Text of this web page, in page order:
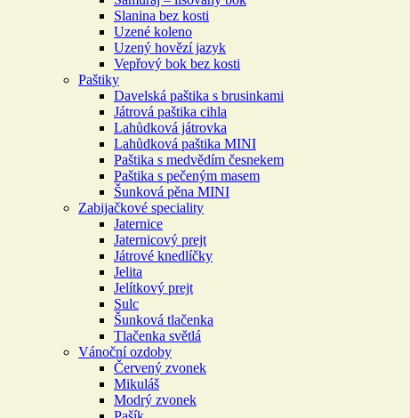
Slanina bez kosti
Uzené koleno
Uzený hovězí jazyk
Vepřový bok bez kosti
Paštiky
Davelská paštika s brusinkami
Játrová paštika cihla
Lahůdková játrovka
Lahůdková paštika MINI
Paštika s medvědím česnekem
Paštika s pečeným masem
Šunková pěna MINI
Zabijačkové speciality
Jaternice
Jaternicový prejt
Játrové knedlíčky
Jelita
Jelítkový prejt
Sulc
Šunková tlačenka
Tlačenka světlá
Vánoční ozdoby
Červený zvonek
Mikuláš
Modrý zvonek